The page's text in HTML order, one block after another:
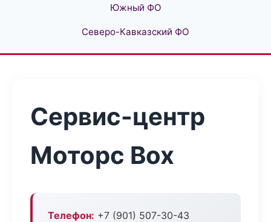
Южный ФО
Северо-Кавказский ФО
Сервис-центр
Моторс Box
Телефон: +7 (901) 507-30-43